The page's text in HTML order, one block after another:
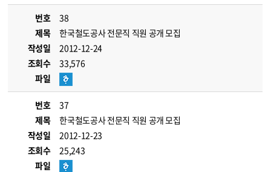
번호
38
제목
한국철도공사 전문직 직원 공개 모집
작성일
2012-12-24
조회수
33,576
파일
번호
37
제목
한국철도공사 전문직 직원 공개 모집
작성일
2012-12-23
조회수
25,243
파일